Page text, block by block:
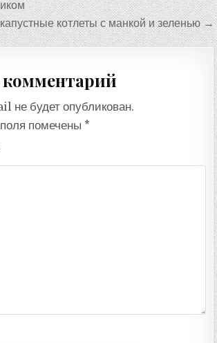
котлеты с манкой и зеленью →
не будет опубликован.
помечены *